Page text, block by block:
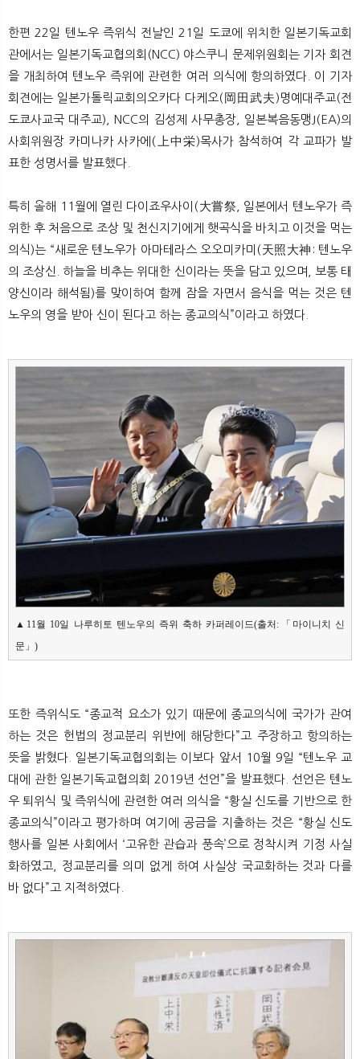
한편 22일 텐노우 즉위식 전날인 21일 도쿄에 위치한 일본기독교회
관에서는 일본기독교협의회(NCC) 야스쿠니 문제위원회는 기자 회견
을 개최하여 텐노우 즉위에 관련한 여러 의식에 항의하였다. 이 기자
회견에는 일본가톨릭교회의오카다 다케오(岡田武夫)명예대주교(전
도쿄사교국 대주교), NCC의 김성제 사무총장, 일본복음동맹J(EA)의
사회위원장 카미나카 사카에(上中栄)목사가 참석하여 각 교파가 발
표한 성명서를 발표했다.
특히 올해 11월에 열린 다이죠우사이(大嘗祭, 일본에서 텐노우가 즉
위한 후 처음으로 조상 및 천신지기에게 햇곡식을 바치고 이것을 먹는
의식)는 “새로운 텐노우가 아마테라스 오오미카미(天照大神: 텐노우
의 조상신. 하늘을 비추는 위대한 신이라는 뜻을 담고 있으며, 보통 태
양신이라 해석됨)를 맞이하여 함께 잠을 자면서 음식을 먹는 것은 텐
노우의 영을 받아 신이 된다고 하는 종교의식”이라고 하였다.
▲11월 10일 나루히토 텐노우의 즉위 축하 카퍼레이드(출처:「마이니치 신
문」)
또한 즉위식도 “종교적 요소가 있기 때문에 종교의식에 국가가 관여
하는 것은 헌법의 정교분리 위반에 해당한다”고 주장하고 항의하는
뜻을 밝혔다. 일본기독교협의회는 이보다 앞서 10월 9일 “텐노우 교
대에 관한 일본기독교협의회 2019년 선언”을 발표했다. 선언은 텐노
우 퇴위식 및 즉위식에 관련한 여러 의식을 “황실 신도를 기반으로 한
종교의식”이라고 평가하며 여기에 공금을 지출하는 것은 “황실 신도
행사를 일본 사회에서 ‘고유한 관습과 풍속’으로 정착시켜 기정 사실
화하였고, 정교분리를 의미 없게 하여 사실상 국교화하는 것과 다를
바 없다”고 지적하였다.